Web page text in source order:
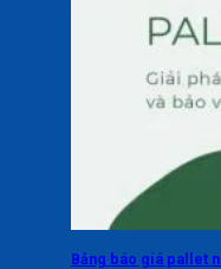
Bảng báo giá pallet